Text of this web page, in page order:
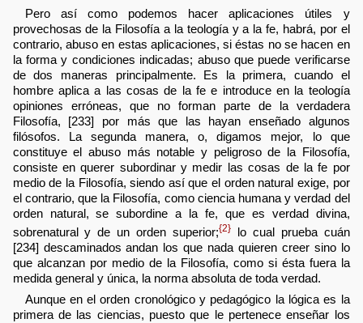
Pero así como podemos hacer aplicaciones útiles y
provechosas de la Filosofía a la teología y a la fe, habrá, por el
contrario, abuso en estas aplicaciones, si éstas no se hacen en
la forma y condiciones indicadas; abuso que puede verificarse
de dos maneras principalmente. Es la primera, cuando el
hombre aplica a las cosas de la fe e introduce en la teología
opiniones erróneas, que no forman parte de la verdadera
Filosofía, [233] por más que las hayan enseñado algunos
filósofos. La segunda manera, o, digamos mejor, lo que
constituye el abuso más notable y peligroso de la Filosofía,
consiste en querer subordinar y medir las cosas de la fe por
medio de la Filosofía, siendo así que el orden natural exige, por
el contrario, que la Filosofía, como ciencia humana y verdad del
orden natural, se subordine a la fe, que es verdad divina,
sobrenatural y de un orden superior;{2}lo cual prueba cuán
[234] descaminados andan los que nada quieren creer sino lo
que alcanzan por medio de la Filosofía, como si ésta fuera la
medida general y única, la norma absoluta de toda verdad.
Aunque en el orden cronológico y pedagógico la lógica es la
primera de las ciencias, puesto que le pertenece enseñar los